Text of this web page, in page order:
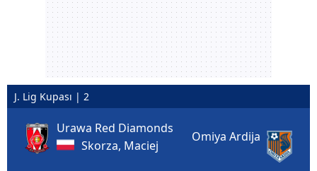
J. Lig Kupası | 2
Urawa Red Diamonds
Skorza, Maciej
Omiya Ardija